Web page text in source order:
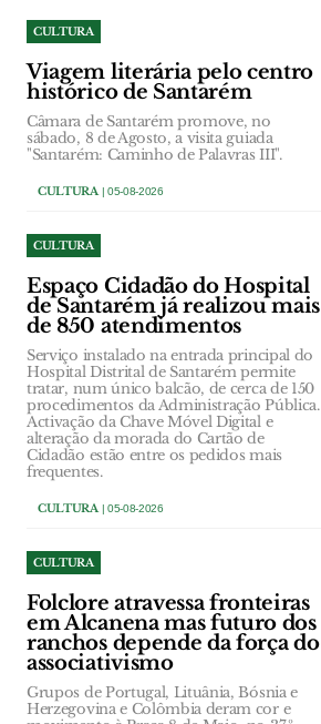
CULTURA
Viagem literária pelo centro
histórico de Santarém
Câmara de Santarém promove, no
sábado, 8 de Agosto, a visita guiada
"Santarém: Caminho de Palavras III".
CULTURA| 05-08-2026
CULTURA
Espaço Cidadão do Hospital
de Santarém já realizou mais
de 850 atendimentos
Serviço instalado na entrada principal do
Hospital Distrital de Santarém permite
tratar, num único balcão, de cerca de 150
procedimentos da Administração Pública.
Activação da Chave Móvel Digital e
alteração da morada do Cartão de
Cidadão estão entre os pedidos mais
frequentes.
CULTURA| 05-08-2026
CULTURA
Folclore atravessa fronteiras
em Alcanena mas futuro dos
ranchos depende da força do
associativismo
Grupos de Portugal, Lituânia, Bósnia e
Herzegovina e Colômbia deram cor e